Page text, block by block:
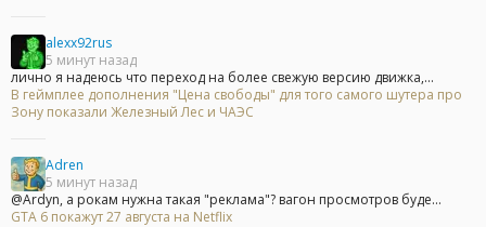
alexx92rus
5 минут назад
лично я надеюсь что переход на более свежую версию движка,...
В геймплее дополнения "Цена свободы" для того самого шутера про
Зону показали Железный Лес и ЧАЭС
Adren
5 минут назад
@Ardyn, а рокам нужна такая "реклама"? вагон просмотров буде...
GTA 6 покажут 27 августа на Netflix